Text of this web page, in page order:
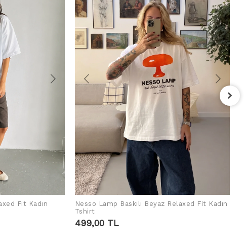
Fit Kadın
SEPETE EKLE
Nesso Lamp Baskılı Beyaz Relaxed Fit Kadın
Tshirt
499,00 TL